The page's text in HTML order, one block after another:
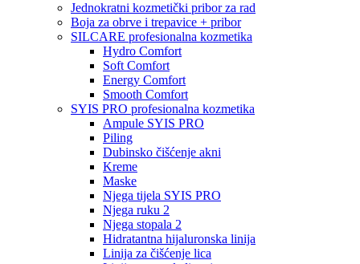
Jednokratni kozmetički pribor za rad
Boja za obrve i trepavice + pribor
SILCARE profesionalna kozmetika
Hydro Comfort
Soft Comfort
Energy Comfort
Smooth Comfort
SYIS PRO profesionalna kozmetika
Ampule SYIS PRO
Piling
Dubinsko čišćenje akni
Kreme
Maske
Njega tijela SYIS PRO
Njega ruku 2
Njega stopala 2
Hidratantna hijaluronska linija
Linija za čišćenje lica